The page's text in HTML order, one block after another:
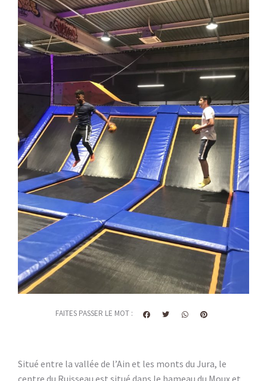
FAITES PASSER LE MOT :
Situé entre la vallée de l’Ain et les monts du Jura, le